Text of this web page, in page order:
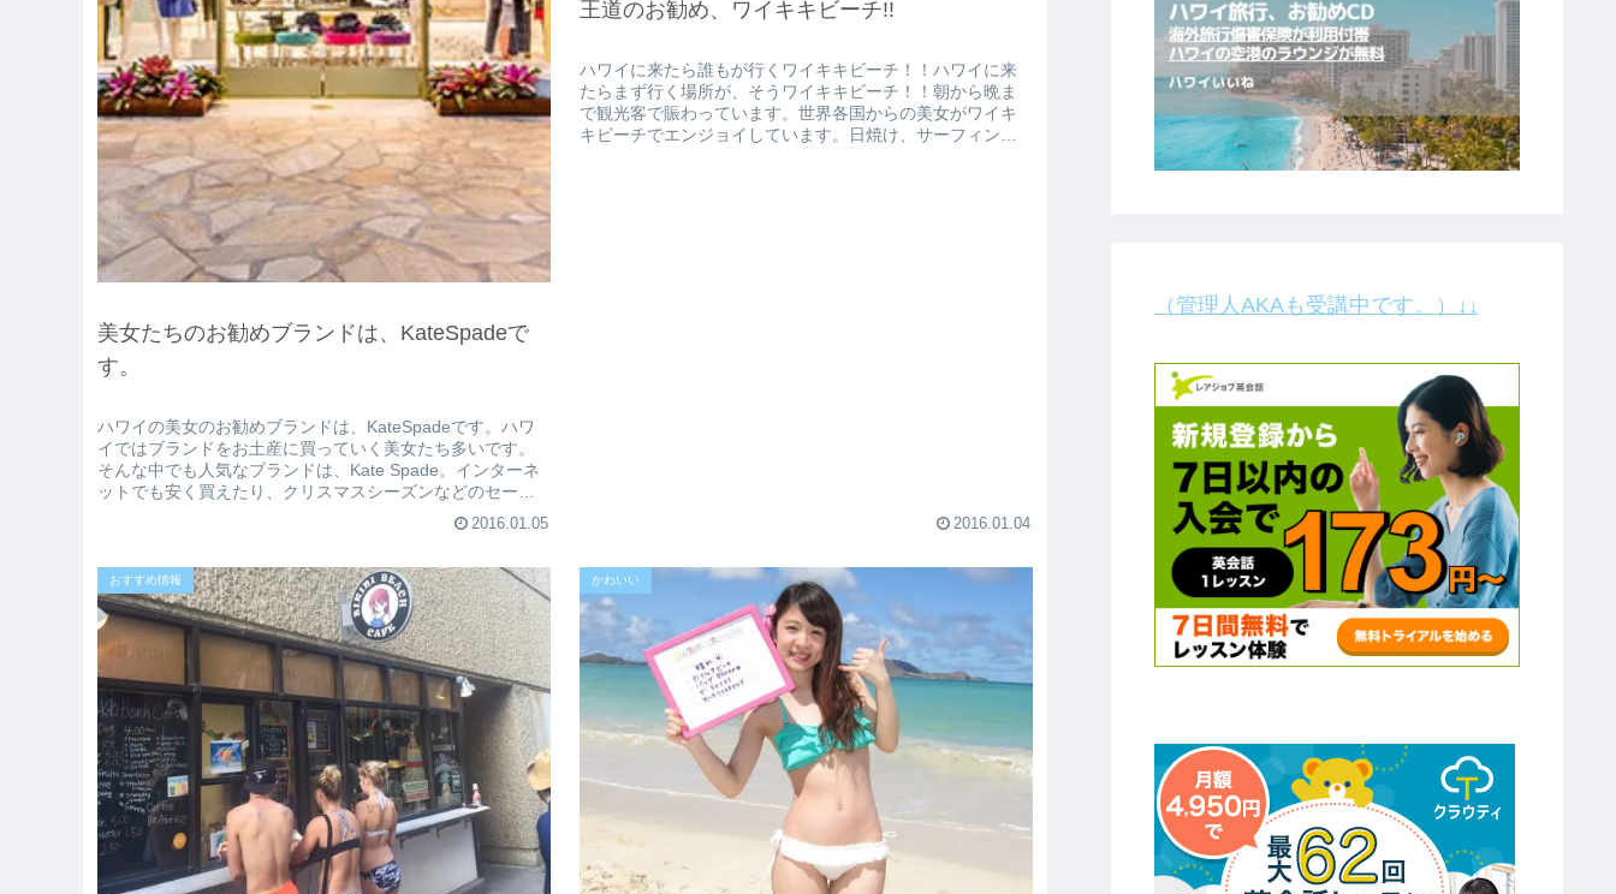
美女たちのお勧めブランドは、KateSpadeで
す。
ハワイの美女のお勧めブランドは、KateSpadeです。ハワ
イではブランドをお土産に買っていく美女たち多いです。
そんな中でも人気なブランドは、Kate Spade。インターネ
ットでも安く買えたり、クリスマスシーズンなどのセール
2016.01.05
王道のお勧め、ワイキキビーチ!!
ハワイに来たら誰もが行くワイキキビーチ！！ハワイに来
たらまず行く場所が、そうワイキキビーチ！！朝から晩ま
で観光客で賑わっています。世界各国からの美女がワイキ
キビーチでエンジョイしています。日焼け、サーフィン、
2016.01.04
おすすめ情報 かわいい
（管理人AKAも受講中です。）↓↓